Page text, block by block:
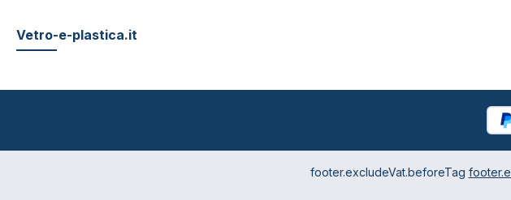
Vetro-e-plastica.it
footer.excludeVat.beforeTag